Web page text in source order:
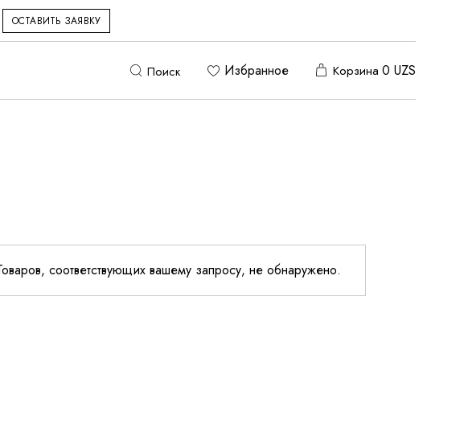
ОСТАВИТЬ ЗАЯВКУ
Поиск Избранное Корзина 0 UZS
соответствующих вашему запросу, не обнаружено.